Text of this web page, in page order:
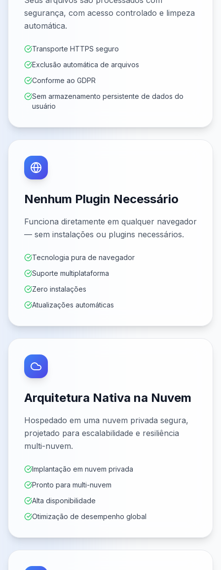
segurança, com acesso controlado e limpeza
automática.
Transporte HTTPS seguro
Exclusão automática de arquivos
Conforme ao GDPR
Sem armazenamento persistente de dados do
usuário
Nenhum Plugin Necessário
Funciona diretamente em qualquer navegador
— sem instalações ou plugins necessários.
Tecnologia pura de navegador
Suporte multiplataforma
Zero instalações
Atualizações automáticas
Arquitetura Nativa na Nuvem
Hospedado em uma nuvem privada segura,
projetado para escalabilidade e resiliência
multi-nuvem.
Implantação em nuvem privada
Pronto para multi-nuvem
Alta disponibilidade
Otimização de desempenho global